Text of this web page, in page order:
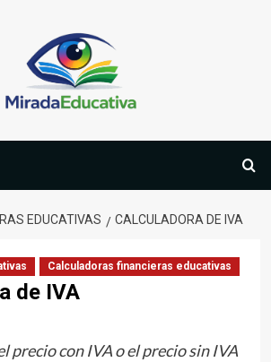
EDUCATIVAS CALCULADORA DE IVA
Calculadoras financieras educativas
de IVA
precio con IVA o el precio sin IVA